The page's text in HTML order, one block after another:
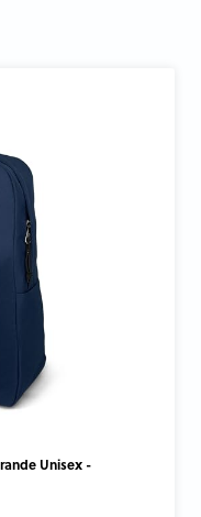
Unisex -